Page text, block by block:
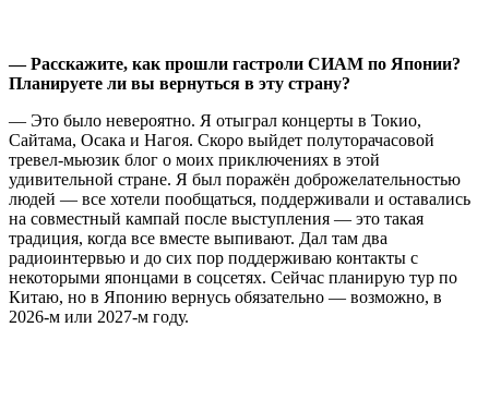
— Расскажите, как прошли гастроли СИАМ по Японии?
Планируете ли вы вернуться в эту страну?
— Это было невероятно. Я отыграл концерты в Токио,
Сайтама, Осака и Нагоя. Скоро выйдет полуторачасовой
тревел-мьюзик блог о моих приключениях в этой
удивительной стране. Я был поражён доброжелательностью
людей — все хотели пообщаться, поддерживали и оставались
на совместный кампай после выступления — это такая
традиция, когда все вместе выпивают. Дал там два
радиоинтервью и до сих пор поддерживаю контакты с
некоторыми японцами в соцсетях. Сейчас планирую тур по
Китаю, но в Японию вернусь обязательно — возможно, в
2026-м или 2027-м году.